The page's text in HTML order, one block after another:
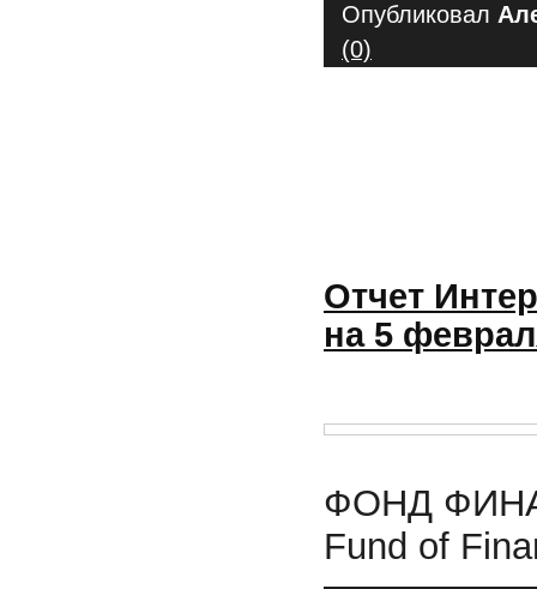
Опубликовал
(0)
Отчет
на 5
ФОНД
Fund of